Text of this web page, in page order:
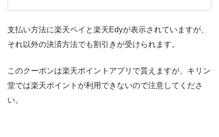
支払い方法に楽天ペイと楽天Edyが表示されていますが、
それ以外の決済方法でも割引きが受けられます。
このクーポンは楽天ポイントアプリで貰えますが、キリン
堂では楽天ポイントが利用できないので注意してくださ
い。